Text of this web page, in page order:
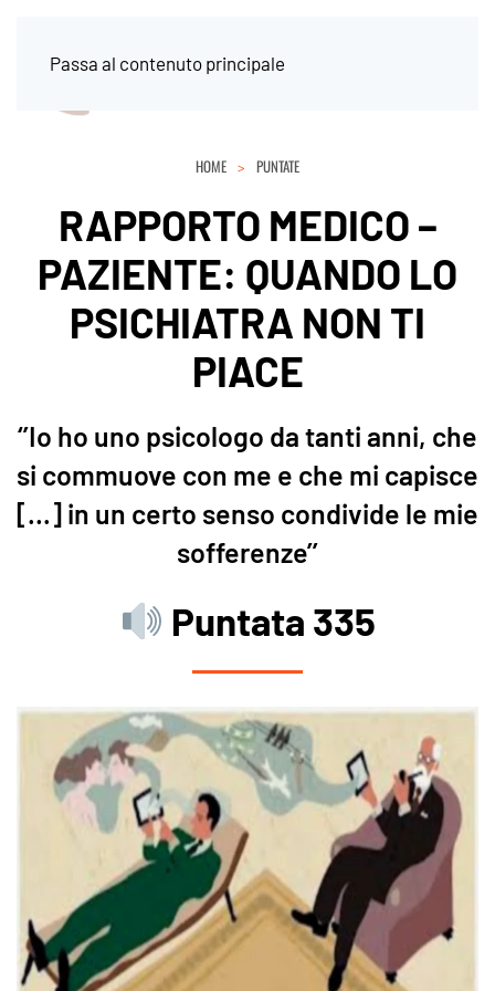
Passa al contenuto principale
HOME PUNTATE
RAPPORTO MEDICO –
PAZIENTE: QUANDO LO
PSICHIATRA NON TI
PIACE
‘’Io ho uno psicologo da tanti anni, che
si commuove con me e che mi capisce
[…] in un certo senso condivide le mie
sofferenze’’
Puntata 335